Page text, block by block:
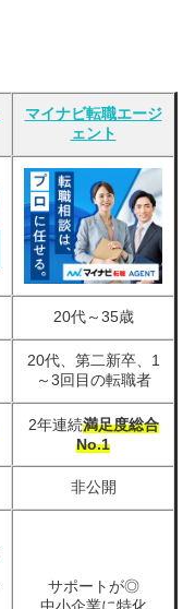
マイナビ転職エージ
ェント
20代～35歳
20代、第二新卒、1
～3回目の転職者
2年連続満足度総合
No.1
非公開
サポートが◎